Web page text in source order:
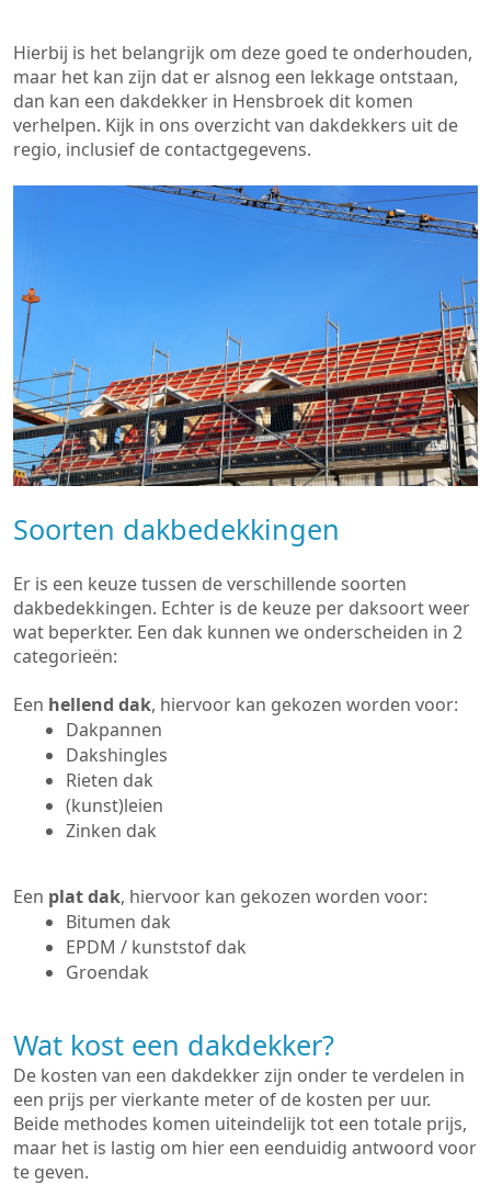
Hierbij is het belangrijk om deze goed te onderhouden,
maar het kan zijn dat er alsnog een lekkage ontstaan,
dan kan een dakdekker in Hensbroek dit komen
verhelpen. Kijk in ons overzicht van dakdekkers uit de
regio, inclusief de contactgegevens.
Soorten dakbedekkingen
Er is een keuze tussen de verschillende soorten
dakbedekkingen. Echter is de keuze per daksoort weer
wat beperkter. Een dak kunnen we onderscheiden in 2
categorieën:
Een hellend dak, hiervoor kan gekozen worden voor:
Dakpannen
Dakshingles
Rieten dak
(kunst)leien
Zinken dak
Een plat dak, hiervoor kan gekozen worden voor:
Bitumen dak
EPDM / kunststof dak
Groendak
Wat kost een dakdekker?
De kosten van een dakdekker zijn onder te verdelen in
een prijs per vierkante meter of de kosten per uur.
Beide methodes komen uiteindelijk tot een totale prijs,
maar het is lastig om hier een eenduidig antwoord voor
te geven.